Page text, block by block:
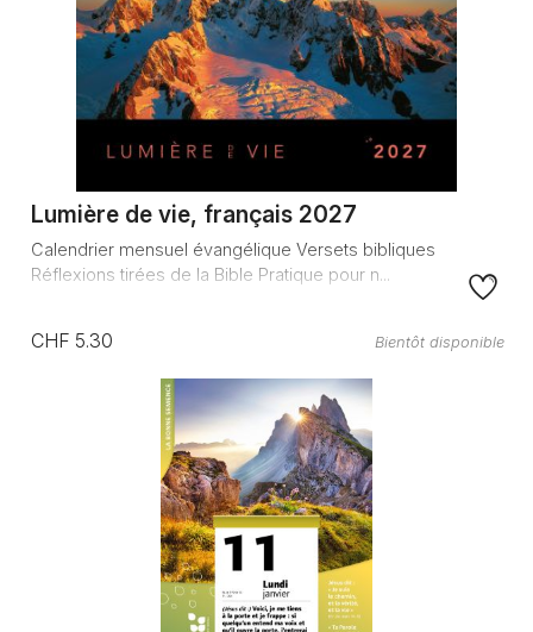
Lumière de vie, français 2027
Calendrier mensuel évangélique Versets bibliques
Réflexions tirées de la Bible Pratique pour n...
CHF 5.30 Bientôt disponible